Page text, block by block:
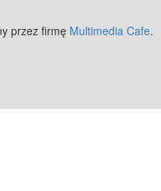
przez firmę Multimedia Cafe.